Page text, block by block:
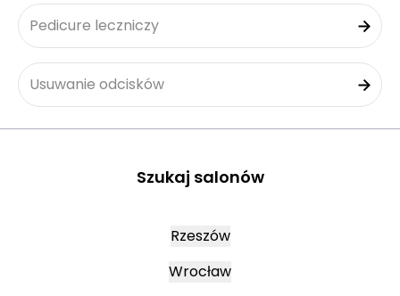
Pedicure leczniczy
Usuwanie odcisków
Szukaj salonów
Rzeszów
Wrocław